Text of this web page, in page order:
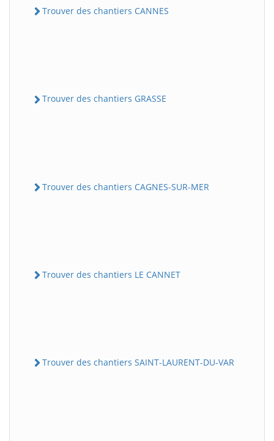
Trouver des chantiers CANNES
Trouver des chantiers GRASSE
Trouver des chantiers CAGNES-SUR-MER
Trouver des chantiers LE CANNET
Trouver des chantiers SAINT-LAURENT-DU-VAR